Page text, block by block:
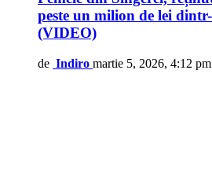
peste un milion de lei
(VIDEO)
de Indiro martie 5, 2026, 4:12 pm